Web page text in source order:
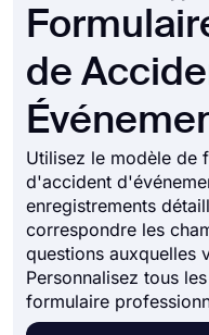
Modèles
Ressources
Tarification
de
Utilisez le modèle de
d'accident
enregistrements
correspondre les
questions auxquelles
Personnalisez tous
formulaire